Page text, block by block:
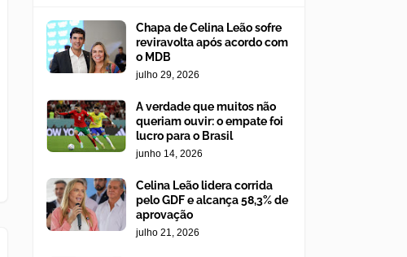
Chapa de Celina Leão sofre
reviravolta após acordo com
o MDB
julho 29, 2026
A verdade que muitos não
queriam ouvir: o empate foi
lucro para o Brasil
junho 14, 2026
Celina Leão lidera corrida
pelo GDF e alcança 58,3% de
aprovação
julho 21, 2026